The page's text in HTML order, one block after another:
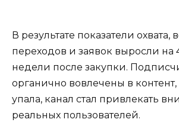
В результате показатели охвата,
переходов и заявок выросли на
недели после закупки.
органично вовлечены в контент,
упала, канал стал привлекать
реальных пользователей.